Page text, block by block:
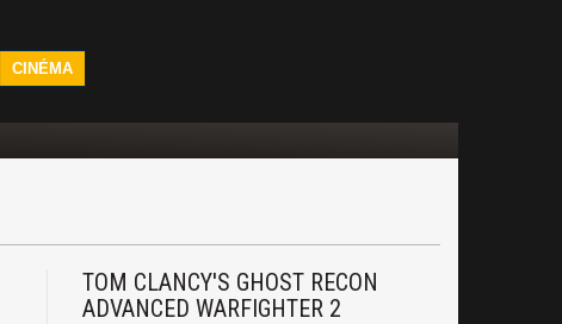
CINÉMA
TOM CLANCY'S GHOST RECON
ADVANCED WARFIGHTER 2